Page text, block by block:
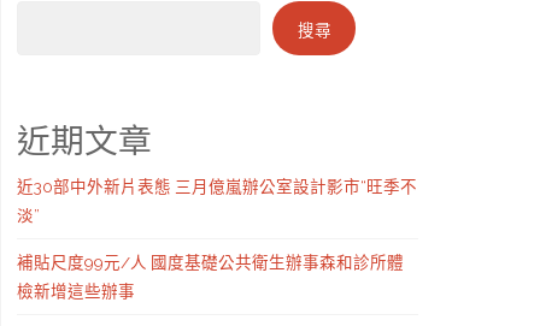
搜尋
近期文章
近30部中外新片表態 三月億嵐辦公室設計影市“旺季不
淡”
補貼尺度99元/人 國度基礎公共衛生辦事森和診所體
檢新增這些辦事